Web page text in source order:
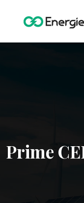
Prime